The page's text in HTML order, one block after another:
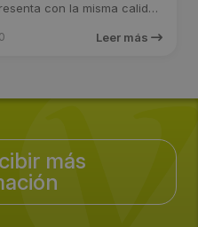
con la misma calidad
Leer más
más